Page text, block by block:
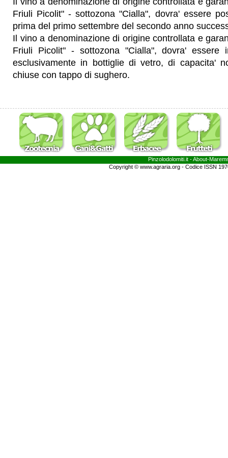
Friuli Picolit" - sottozona "Cialla", dovra' essere
prima del primo settembre del secondo anno
Il vino a denominazione di origine controllata e
Friuli Picolit" - sottozona "Cialla", dovra' essere
esclusivamente in bottiglie di vetro, di capacita'
chiuse con tappo di sughero.
Pinzolodolomiti.it - About-
Copyright © www.agraria.org - Codice ISSN